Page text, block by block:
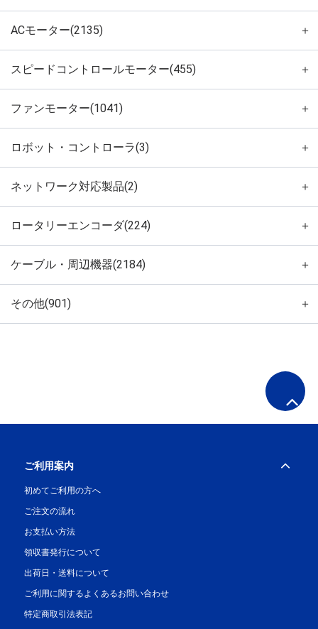
ACモーター(2135) ＋
スピードコントロールモーター(455) ＋
ファンモーター(1041) ＋
ロボット・コントローラ(3) ＋
ネットワーク対応製品(2) ＋
ロータリーエンコーダ(224) ＋
ケーブル・周辺機器(2184) ＋
その他(901) ＋
ご利用案内
初めてご利用の方へ
ご注文の流れ
お支払い方法
領収書発行について
出荷日・送料について
ご利用に関するよくあるお問い合わせ
特定商取引法表記